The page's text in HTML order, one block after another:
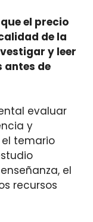
el precio
de la
y leer
antes de
evaluar
y
temario
el
recursos